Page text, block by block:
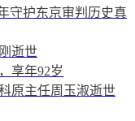
守护东京审判历史真
逝世
享年92岁
原主任周玉淑逝世